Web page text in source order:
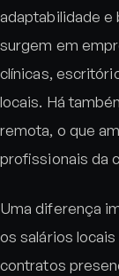
adaptabilidade e
surgem em
clínicas,
locais. Há
remota, o que
profissionais da
Uma diferença
os salários
contratos